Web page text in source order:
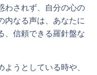
わされず、自分の心の
内なる声は、あなたに
、信頼できる羅針盤な
うとしている時や、